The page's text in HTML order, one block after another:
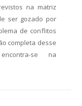
na matriz
ser gozado por
de conflitos
completa desse
se na